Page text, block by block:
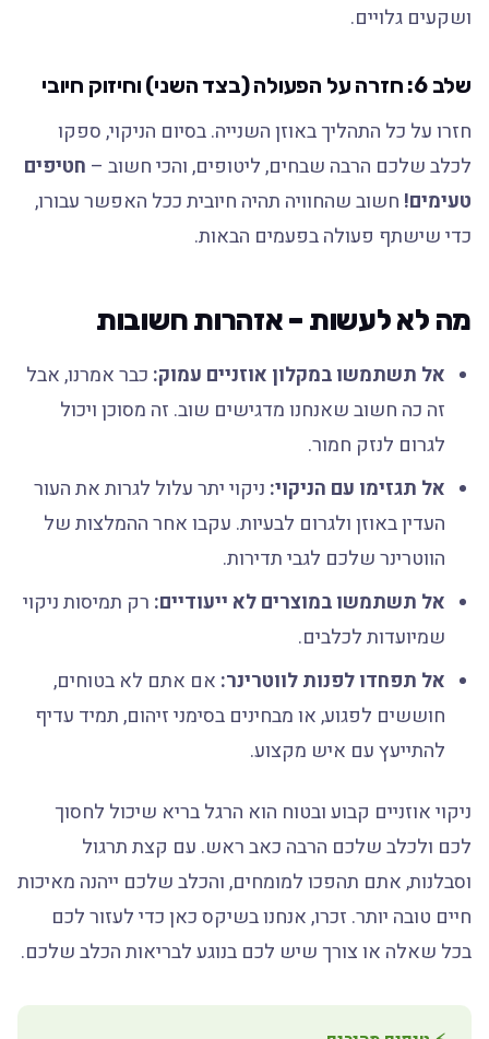
ושקעים גלויים.
שלב 6: חזרה על הפעולה (בצד השני) וחיזוק חיובי
חזרו על כל התהליך באוזן השנייה. בסיום הניקוי, ספקו
לכלב שלכם הרבה שבחים, ליטופים, והכי חשוב –חטיפים
טעימים!חשוב שהחוויה תהיה חיובית ככל האפשר עבורו,
כדי שישתף פעולה בפעמים הבאות.
מה לא לעשות – אזהרות חשובות
אל תשתמשו במקלון אוזניים עמוק:כבר אמרנו, אבל
זה כה חשוב שאנחנו מדגישים שוב. זה מסוכן ויכול
לגרום לנזק חמור.
אל תגזימו עם הניקוי:ניקוי יתר עלול לגרות את העור
העדין באוזן ולגרום לבעיות. עקבו אחר ההמלצות של
הווטרינר שלכם לגבי תדירות.
אל תשתמשו במוצרים לא ייעודיים:רק תמיסות ניקוי
שמיועדות לכלבים.
אל תפחדו לפנות לווטרינר:אם אתם לא בטוחים,
חוששים לפגוע, או מבחינים בסימני זיהום, תמיד עדיף
להתייעץ עם איש מקצוע.
ניקוי אוזניים קבוע ובטוח הוא הרגל בריא שיכול לחסוך
לכם ולכלב שלכם הרבה כאב ראש. עם קצת תרגול
וסבלנות, אתם תהפכו למומחים, והכלב שלכם ייהנה מאיכות
חיים טובה יותר. זכרו, אנחנו בשיקס כאן כדי לעזור לכם
בכל שאלה או צורך שיש לכם בנוגע לבריאות הכלב שלכם.